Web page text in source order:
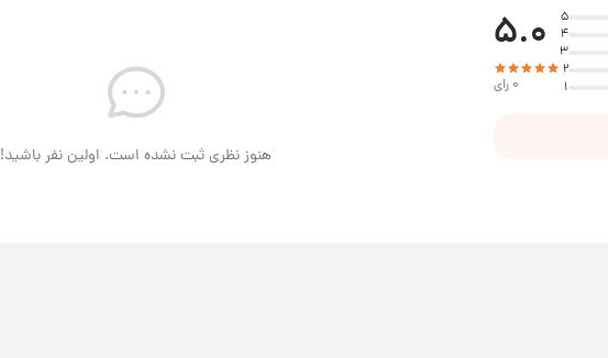
5
4
3
2
1
5.0
0 رای
هنوز نظری ثبت نشده است. اولین نفر باشید!